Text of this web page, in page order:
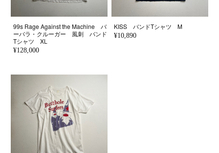
99s Rage Against the Machine バ
ーバラ・クルーガー 風刺 バンド
Tシャツ XL
¥128,000
KISS バンドTシャツ M
¥10,890